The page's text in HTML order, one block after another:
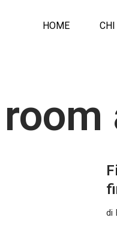
HOME
di